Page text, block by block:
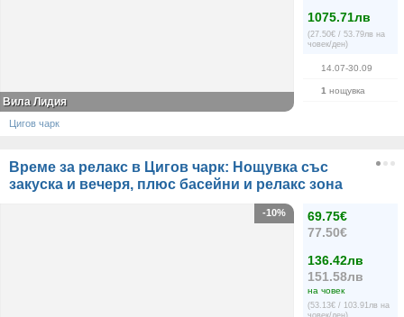
1075.71лв
(27.50€ / 53.79лв на
човек/ден)
14.07-30.09
1 нощувка
Вила Лидия
Цигов чарк
Време за релакс в Цигов чарк: Нощувка със
закуска и вечеря, плюс басейни и релакс зона
69.75€
77.50€
136.42лв
151.58лв
на човек
(53.13€ / 103.91лв на
човек/ден)
-10%